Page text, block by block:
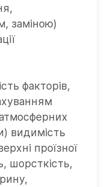
заміною)
факторів,
видимість
проїзної
шорсткість,